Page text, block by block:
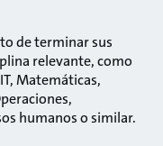
de terminar sus
relevante, como
Matemáticas,
humanos o similar.